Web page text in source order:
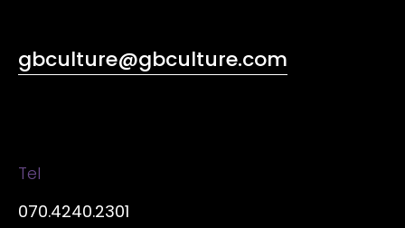
gbculture@gbculture.com
Tel
070.4240.2301